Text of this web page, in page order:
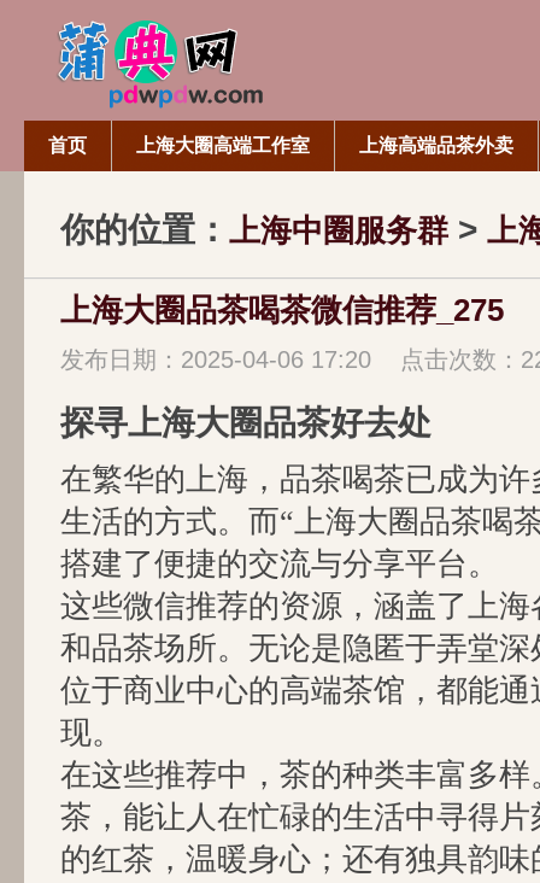
首页 上海大圈高端工作室 上海高端品茶外卖
你的位置： 上海中圈服务群> 上
上海大圈品茶喝茶微信推荐_275
发布日期：2025-04-06 17:20 点击次数：
探寻上海大圈品茶好去处
在繁华的上海，品茶喝茶已成为
生活的方式。而“上海大圈品茶喝
搭建了便捷的交流与分享平台。
这些微信推荐的资源，涵盖了上
和品茶场所。无论是隐匿于弄堂
位于商业中心的高端茶馆，都能
现。
在这些推荐中，茶的种类丰富多
茶，能让人在忙碌的生活中寻得
的红茶，温暖身心；还有独具韵